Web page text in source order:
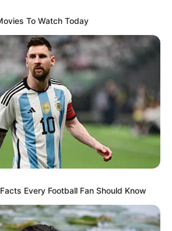
To Watch Today
Every Football Fan Should Know